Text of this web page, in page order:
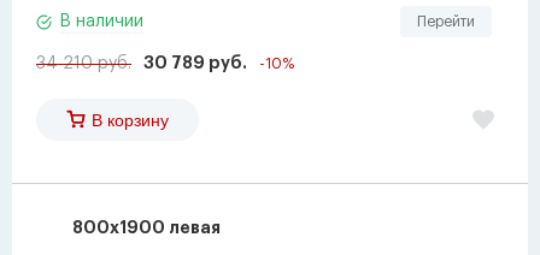
Перейти
В наличии
34 210 руб. 30 789 руб. -10%
В корзину
800х1900 левая